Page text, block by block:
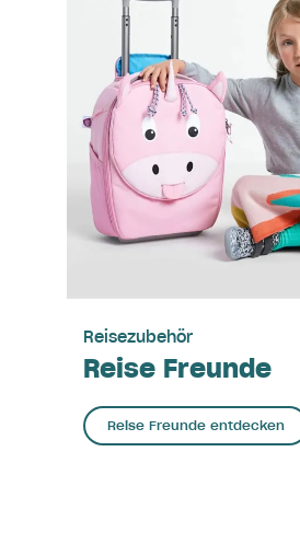
Reisezubehör
Reise Freunde
Reise Freunde entdecken